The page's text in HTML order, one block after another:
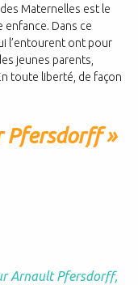
Maternelles est le
Dans ce
l’entourent ont pour
jeunes parents,
toute liberté, de façon
Pfersdorff »
Arnault Pfersdorff,